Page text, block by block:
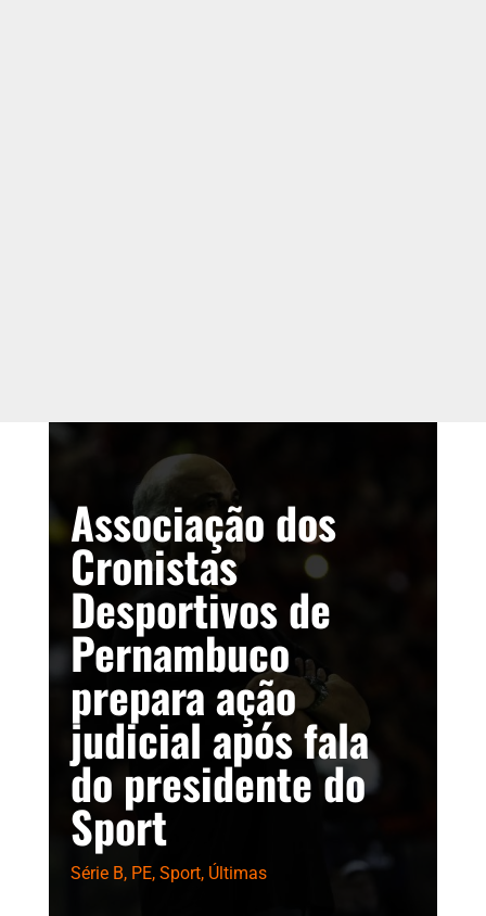
Associação dos
Cronistas
Desportivos de
Pernambuco
prepara ação
judicial após fala
do presidente do
Sport
Série B, PE, Sport, Últimas